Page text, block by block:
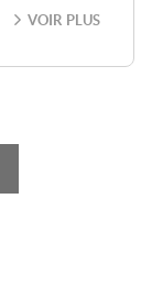
VOIR PLUS